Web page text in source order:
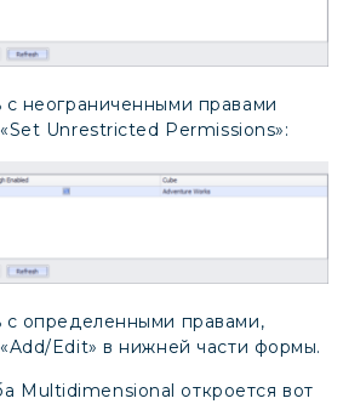
с неограниченными правами
Unrestricted Permissions»:
с определенными правами,
Edit» в нижней части формы.
Multidimensional откроется вот